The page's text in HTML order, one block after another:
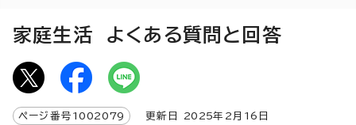
家庭生活 よくある質問と回答
ページ番号 1002079 更新日 2025年2月 16 日